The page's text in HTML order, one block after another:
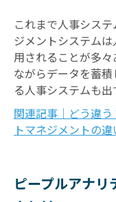
これまで人事シス
ジメントシステム
用されることが多
ながらデータを蓄
る人事システムも出
関連記事｜どう違
トマネジメントの
ピープルアナリ